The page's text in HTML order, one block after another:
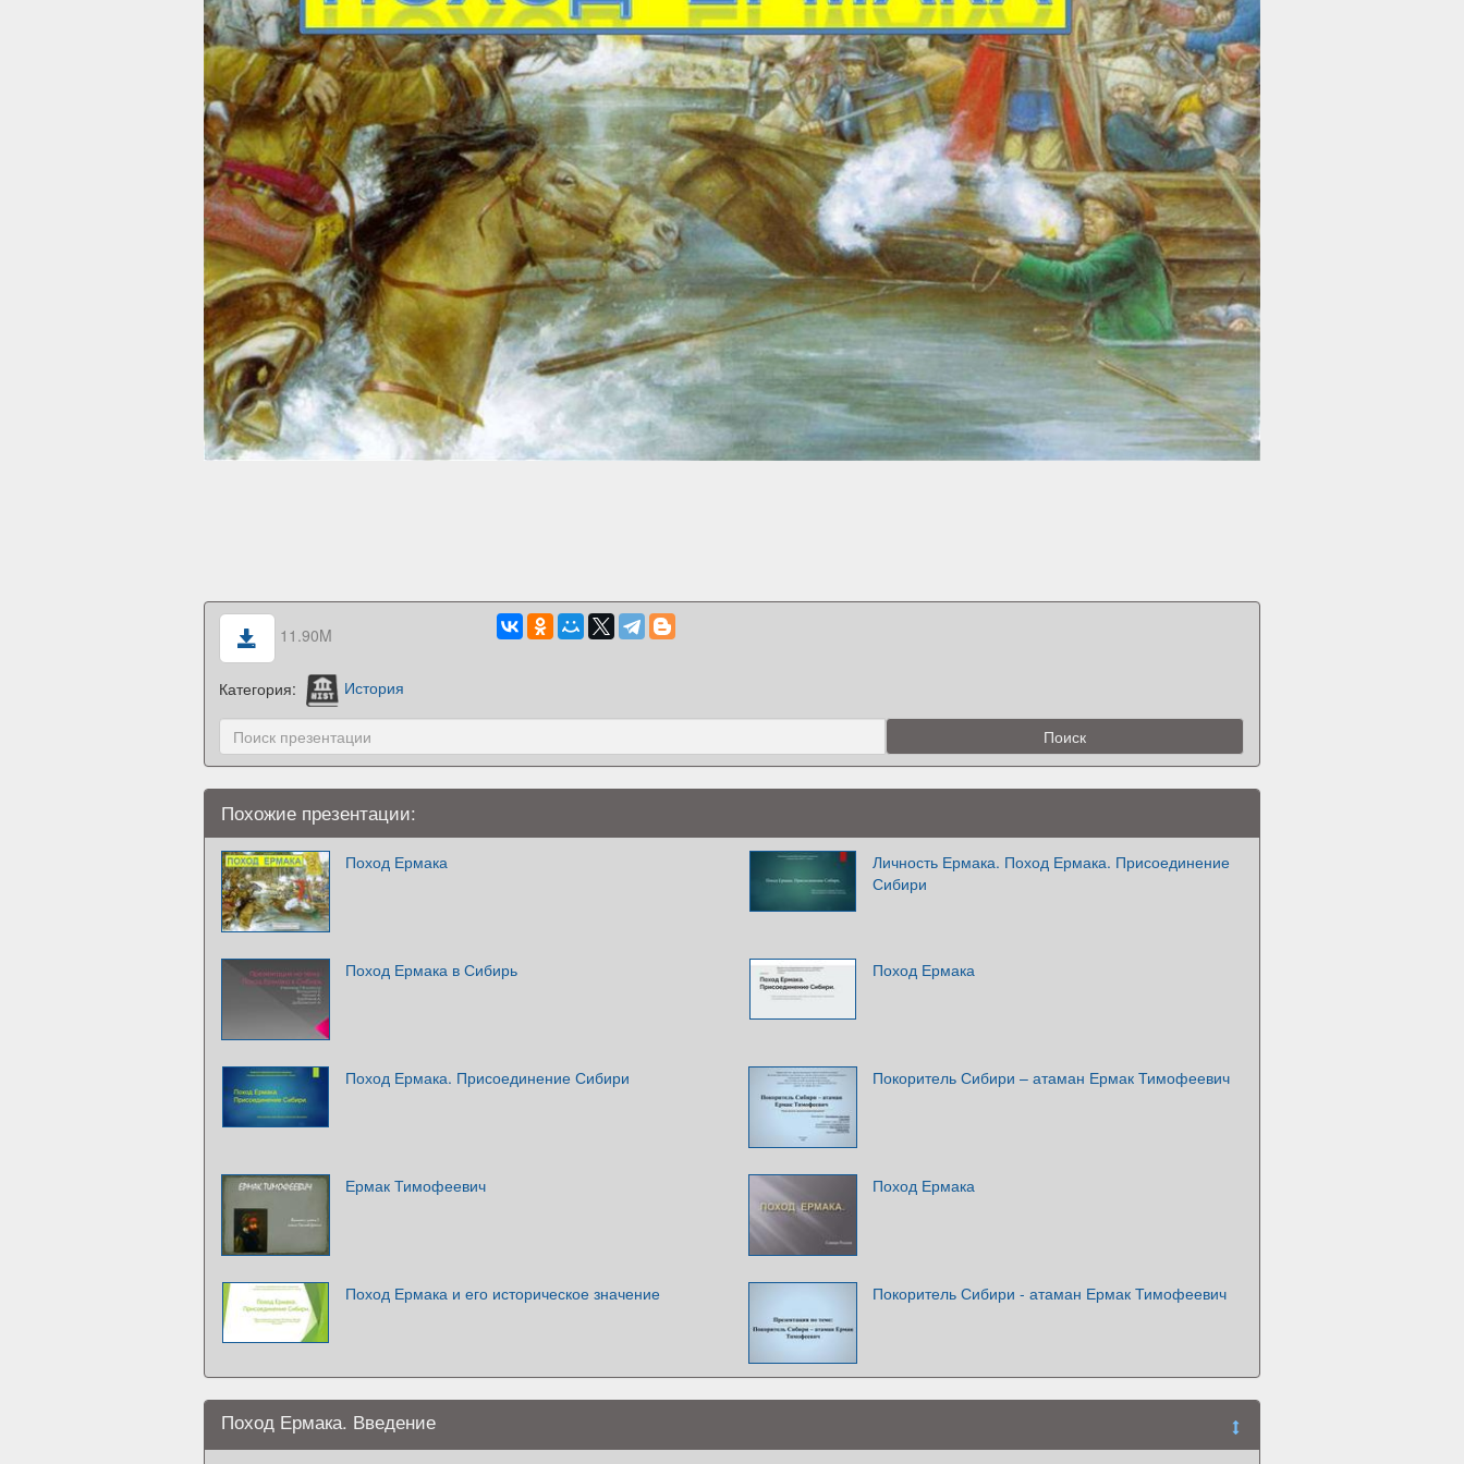
11.90M
Категория: История
Похожие презентации:
Поход Ермака
Личность Ермака. Поход Ермака. Присоединение
Сибири
Поход Ермака в Сибирь Поход Ермака
Поход Ермака. Присоединение Сибири Покоритель Сибири – атаман Ермак Тимофеевич
Ермак Тимофеевич Поход Ермака
Поход Ермака и его историческое значение Покоритель Сибири - атаман Ермак Тимофеевич
Поход Ермака. Введение